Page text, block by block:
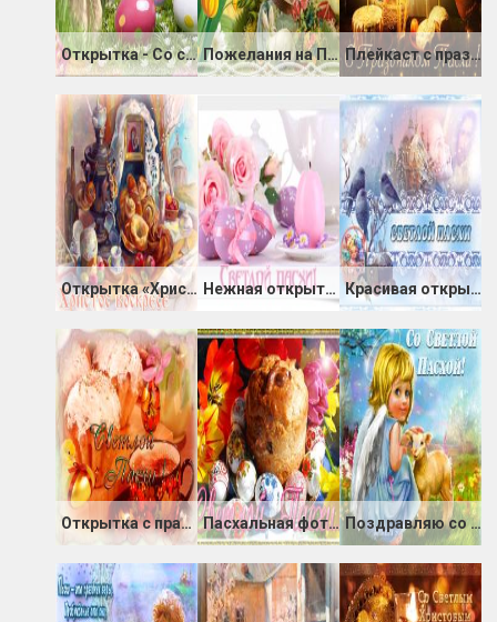
Открытка - Со светлым праздником Пасхи Пожелания на Пасху открытка Плейкаст с праздником Пасхи
Открытка «Христосъ Воскресе!» Нежная открытка Светлой пасхи Красивая открытка Светлой Пасхи
Открытка с праздником Светлой Пасхи Пасхальная фото-открытка Поздравляю со светлой Пасхой